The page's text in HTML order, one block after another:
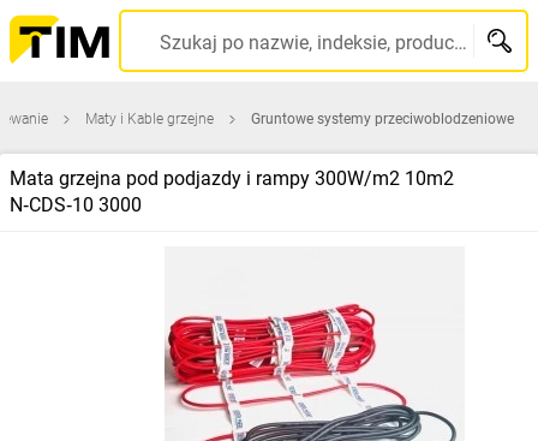
Szukaj po nazwie, indeksie, producencie, kodzie kreskowym...
Maty i Kable grzejne Gruntowe systemy przeciwoblodzeniowe
Mata grzejna pod podjazdy i rampy 300W/m2 10m2
N‑CDS‑10 3000